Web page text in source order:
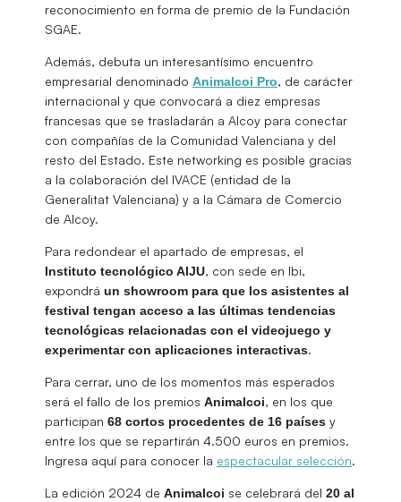
reconocimiento en forma de premio de la Fundación
SGAE.
Además, debuta un interesantísimo encuentro
empresarial denominado Animalcoi Pro, de carácter
internacional y que convocará a diez empresas
francesas que se trasladarán a Alcoy para conectar
con compañías de la Comunidad Valenciana y del
resto del Estado. Este networking es posible gracias
a la colaboración del IVACE (entidad de la
Generalitat Valenciana) y a la Cámara de Comercio
de Alcoy.
Para redondear el apartado de empresas, el
Instituto tecnológico AIJU, con sede en Ibi,
expondrá un showroom para que los asistentes al
festival tengan acceso a las últimas tendencias
tecnológicas relacionadas con el videojuego y
experimentar con aplicaciones interactivas.
Para cerrar, uno de los momentos más esperados
será el fallo de los premios Animalcoi, en los que
participan 68 cortos procedentes de 16 países y
entre los que se repartirán 4.500 euros en premios.
Ingresa aquí para conocer la espectacular selección.
La edición 2024 de Animalcoi se celebrará del 20 al